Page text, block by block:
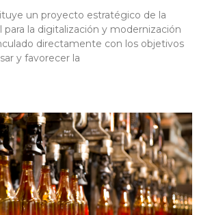
un proyecto estratégico de la
para la digitalización y modernización
directamente con los objetivos
y favorecer la